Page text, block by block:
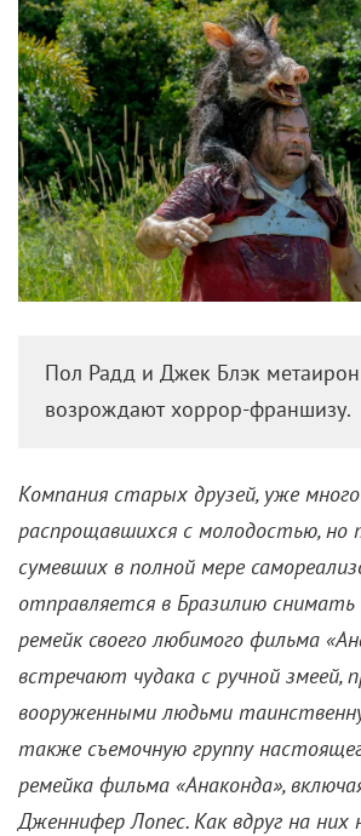
Пол Радд и Джек Блэк
возрождают хоррор-франшизу.
Компания старых друзей, уже
распрощавшихся с молодостью, но
сумевших в полной мере
отправляется в Бразилию снимать
ремейк своего любимого фильма
встречают чудака с ручной змеей,
вооруженными людьми
также съемочную группу
ремейка фильма «Анаконда»,
Дженнифер Лопес. Как вдруг на них